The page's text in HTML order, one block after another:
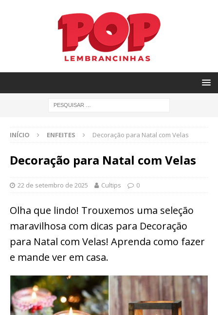
INÍCIO ENFEITES Decoração para Natal com Velas
Decoração para Natal com Velas
22 de setembro de 2025 Cultips 0
Olha que lindo! Trouxemos uma seleção
maravilhosa com dicas para Decoração
para Natal com Velas! Aprenda como fazer
e mande ver em casa.